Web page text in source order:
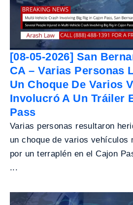
[08-05-2026] San
CA – Varias Personas
Un Choque De Varios
Involucró A Un Tráiler
Pass
Varias personas resultaron
un choque de varios vehículos
por un terraplén en el Cajon
...